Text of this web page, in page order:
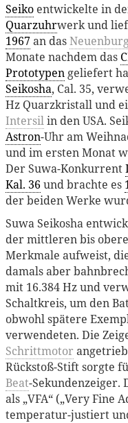
Seiko entwickelte in
Quarzuhrwerk und
1967an das
Monate nachdem das
Prototypen geliefert
Seikosha, Cal. 35,
Hz Quarzkristall und
Intersilin den USA.
Astron-Uhr am
und im ersten Monat
Der Suwa-Konkurrent
Kal. 36 und brachte es
der beiden Werke
Suwa Seikosha
der mittleren bis
Merkmale aufweist,
damals aber
mit 16.384 Hz und
Schaltkreis, um den
obwohl spätere
verwendeten. Die
Schrittmotor
Rückstoß-Stift sorgte
Beat-Sekundenzeiger.
als „VFA“ („Very Fine
temperatur-justiert